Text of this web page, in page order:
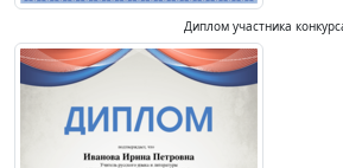
Диплом участника